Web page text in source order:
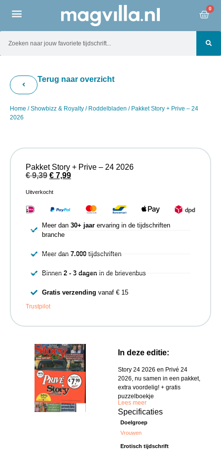
0
Terug naar overzicht
Home /Showbizz & Royalty / Roddelbladen / Pakket Story + Prive – 24
2026
In deze editie:
Story 24 2026 en Privé 24
2026, nu samen in een pakket,
extra voordelig! + gratis
puzzelboekje
Lees meer
Specificaties
Doelgroep
Vrouwen
Erotisch tijdschrift
Pakket Story + Prive – 24 2026
€9,39 € 7,99
Uitverkocht
Meer dan 30+ jaarervaring in de tijdschriften
branche
Meer dan 7.000tijdschriften
Binnen 2 - 3 dagenin de brievenbus
Gratis verzending vanaf € 15
Trustpilot